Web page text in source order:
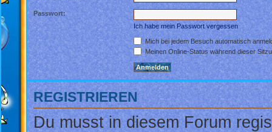
Passwort:
Ich habe mein Passwort vergessen
Mich bei jedem Besuch automatisch
Meinen Online-Status während dieser
REGISTRIEREN
Du musst in diesem Forum